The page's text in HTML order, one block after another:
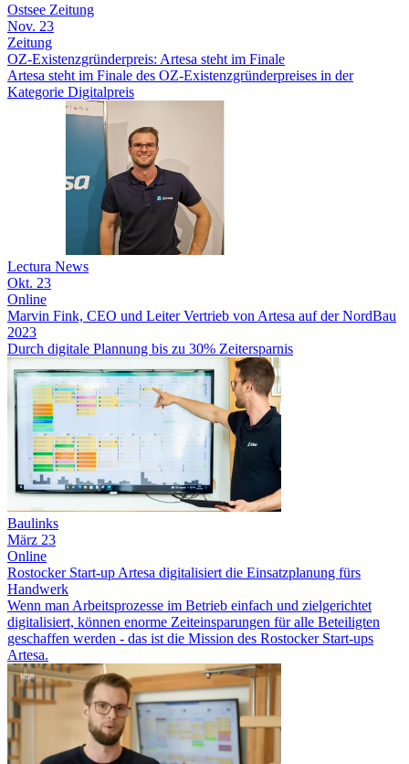
Ostsee Zeitung
Nov. 23
Zeitung
OZ-Existenzgründerpreis: Artesa steht im Finale
Artesa steht im Finale des OZ-Existenzgründerpreises in der
Kategorie Digitalpreis
Lectura News
Okt. 23
Online
Marvin Fink, CEO und Leiter Vertrieb von Artesa auf der NordBau
2023
Durch digitale Plannung bis zu 30% Zeitersparnis
Baulinks
März 23
Online
Rostocker Start-up Artesa digitalisiert die Einsatzplanung fürs
Handwerk
Wenn man Arbeitsprozesse im Betrieb einfach und zielgerichtet
digitalisiert, können enorme Zeiteinsparungen für alle Beteiligten
geschaffen werden - das ist die Mission des Rostocker Start-ups
Artesa.